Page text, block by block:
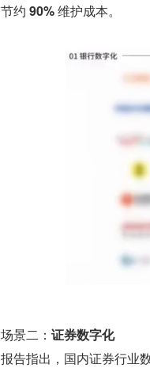
节约 90% 维护成本。
场景二： 证券数字化
报告指出，国内证券行业